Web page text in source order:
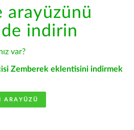
arayüzünü
indirin
var?
Zemberek eklentisini indirmek
ARAYÜZÜ